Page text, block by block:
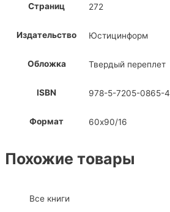
Страниц 272
Издательство Юстицинформ
Обложка Твердый переплет
ISBN 978-5-7205-0865-4
Формат 60х90/16
Похожие товары
Все книги